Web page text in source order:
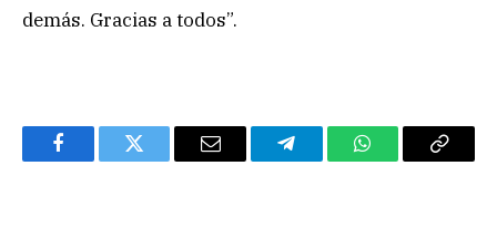
demás. Gracias a todos”.
FacebookTwitter Email TelegramWhatsAppCopy